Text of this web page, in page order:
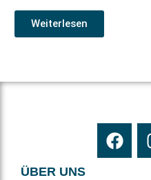
Weiterlesen
ÜBER UNS